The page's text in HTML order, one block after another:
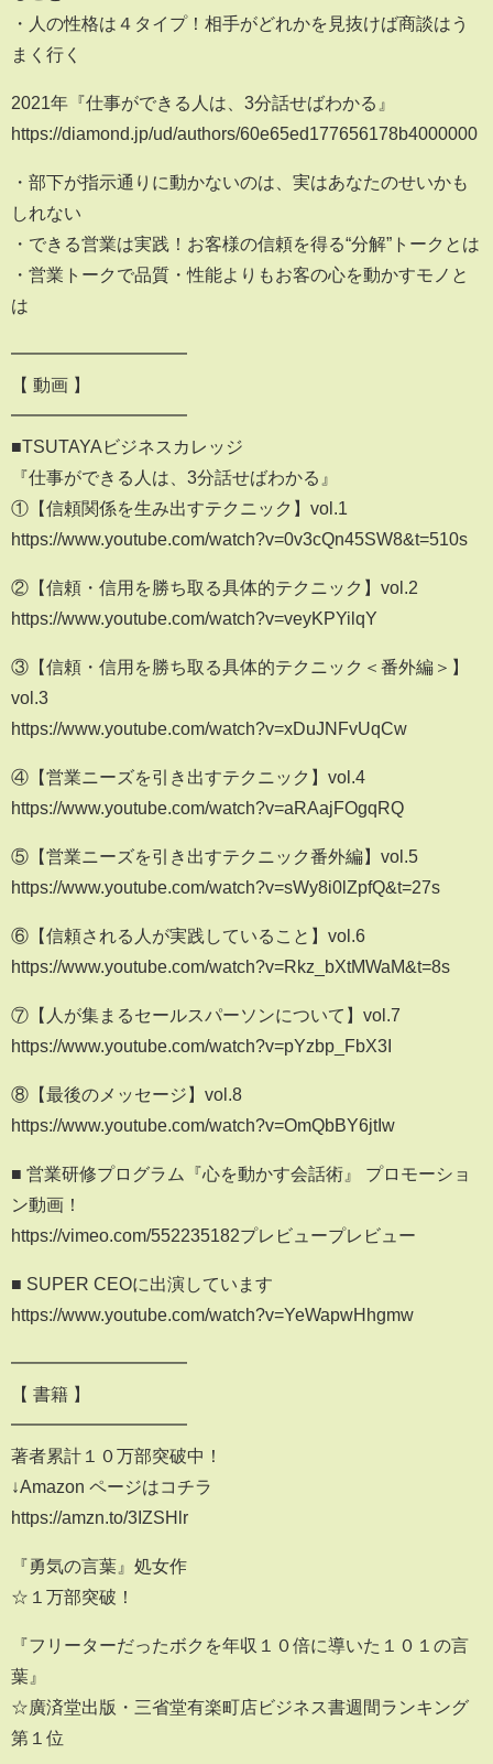
・人の性格は４タイプ！相手がどれかを見抜けば商談はう
まく行く
2021年『仕事ができる人は、3分話せばわかる』
https://diamond.jp/ud/authors/60e65ed177656178b4000000
・部下が指示通りに動かないのは、実はあなたのせいかも
しれない
・できる営業は実践！お客様の信頼を得る“分解”トークとは
・営業トークで品質・性能よりもお客の心を動かすモノと
は
━━━━━━━━━━
【 動画 】
━━━━━━━━━━
■TSUTAYAビジネスカレッジ
『仕事ができる人は、3分話せばわかる』
①【信頼関係を生み出すテクニック】vol.1
https://www.youtube.com/watch?v=0v3cQn45SW8&t=510s
②【信頼・信用を勝ち取る具体的テクニック】vol.2
https://www.youtube.com/watch?v=veyKPYilqY
③【信頼・信用を勝ち取る具体的テクニック＜番外編＞】
vol.3
https://www.youtube.com/watch?v=xDuJNFvUqCw
④【営業ニーズを引き出すテクニック】vol.4
https://www.youtube.com/watch?v=aRAajFOgqRQ
⑤【営業ニーズを引き出すテクニック番外編】vol.5
https://www.youtube.com/watch?v=sWy8i0lZpfQ&t=27s
⑥【信頼される人が実践していること】vol.6
https://www.youtube.com/watch?v=Rkz_bXtMWaM&t=8s
⑦【人が集まるセールスパーソンについて】vol.7
https://www.youtube.com/watch?v=pYzbp_FbX3I
⑧【最後のメッセージ】vol.8
https://www.youtube.com/watch?v=OmQbBY6jtIw
■ 営業研修プログラム『心を動かす会話術』 プロモーショ
ン動画！
https://vimeo.com/552235182プレビュープレビュー
■ SUPER CEOに出演しています
https://www.youtube.com/watch?v=YeWapwHhgmw
━━━━━━━━━━
【 書籍 】
━━━━━━━━━━
著者累計１０万部突破中！
↓Amazon ページはコチラ
https://amzn.to/3IZSHlr
『勇気の言葉』処女作
☆１万部突破！
『フリーターだったボクを年収１０倍に導いた１０１の言
葉』
☆廣済堂出版・三省堂有楽町店ビジネス書週間ランキング
第１位